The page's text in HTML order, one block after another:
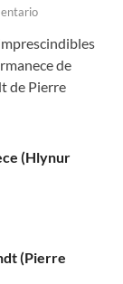
de
de Pierre
(Hlynur
(Pierre